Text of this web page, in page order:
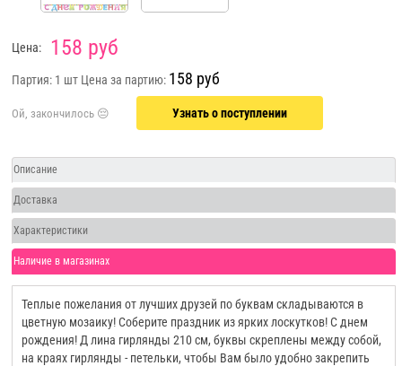
Цена: 158 руб
Партия: 1 шт Цена за партию: 158 руб
Узнать о поступлении
Описание
Доставка
Характеристики
Наличие в магазинах
Теплые пожелания от лучших друзей по буквам складываются в
цветную мозаику! Соберите праздник из ярких лоскутков! С днем
рождения! Д лина гирлянды 210 см, буквы скреплены между собой,
на краях гирлянды - петельки, чтобы Вам было удобно закрепить